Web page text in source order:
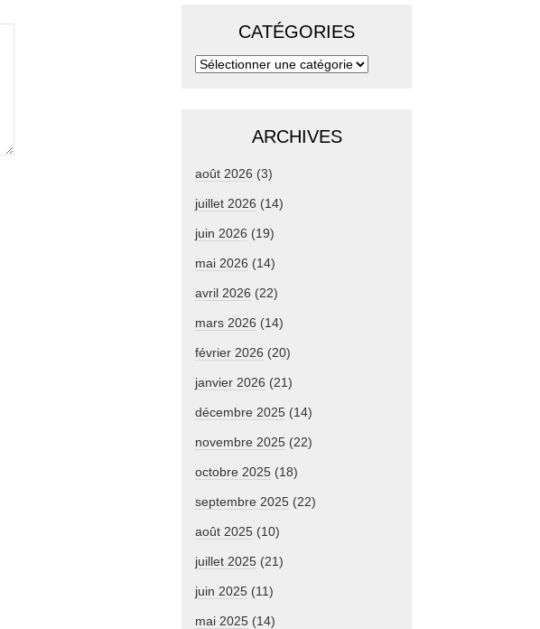
CATÉGORIES
ARCHIVES
août 2026 (3)
juillet 2026 (14)
juin 2026 (19)
mai 2026 (14)
avril 2026 (22)
mars 2026 (14)
février 2026 (20)
janvier 2026 (21)
décembre 2025 (14)
novembre 2025 (22)
octobre 2025 (18)
septembre 2025 (22)
août 2025 (10)
juillet 2025 (21)
juin 2025 (11)
mai 2025 (14)